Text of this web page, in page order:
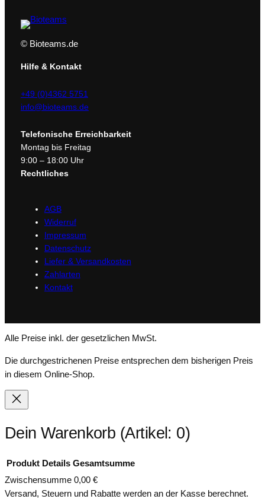
© Bioteams.de
Hilfe & Kontakt
+49 (0)4362 5751
info@bioteams.de
Telefonische Erreichbarkeit
Montag bis Freitag
9:00 – 18:00 Uhr
Rechtliches
AGB
Widerruf
Impressum
Datenschutz
Liefer & Versandkosten
Zahlarten
Kontakt
Alle Preise inkl. der gesetzlichen MwSt.
Die durchgestrichenen Preise entsprechen dem bisherigen Preis
in diesem Online-Shop.
Dein Warenkorb (Artikel: 0)
Produkte
Produkt Details Gesamtsumme
Zwischensumme 0,00 €
Versand, Steuern und Rabatte werden an der Kasse berechnet.